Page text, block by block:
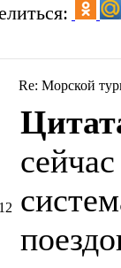
Re: Морской
12